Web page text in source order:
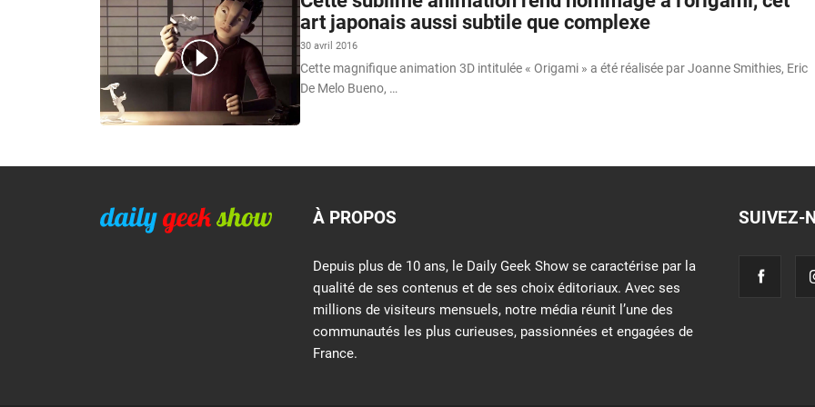
art japonais aussi subtile que complexe
30 avril 2016
Cette magnifique animation 3D intitulée « Origami » a été réalisée par Joanne Smithies, Eric
De Melo Bueno, …
À PROPOS
Depuis plus de 10 ans, le Daily Geek Show se caractérise par la
qualité de ses contenus et de ses choix éditoriaux. Avec ses
millions de visiteurs mensuels, notre média réunit l’une des
communautés les plus curieuses, passionnées et engagées de
France.
SUIVEZ-